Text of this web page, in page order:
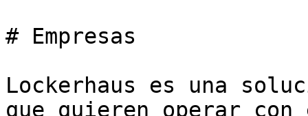
# Empresas
Lockerhaus es una
que quieren operar con